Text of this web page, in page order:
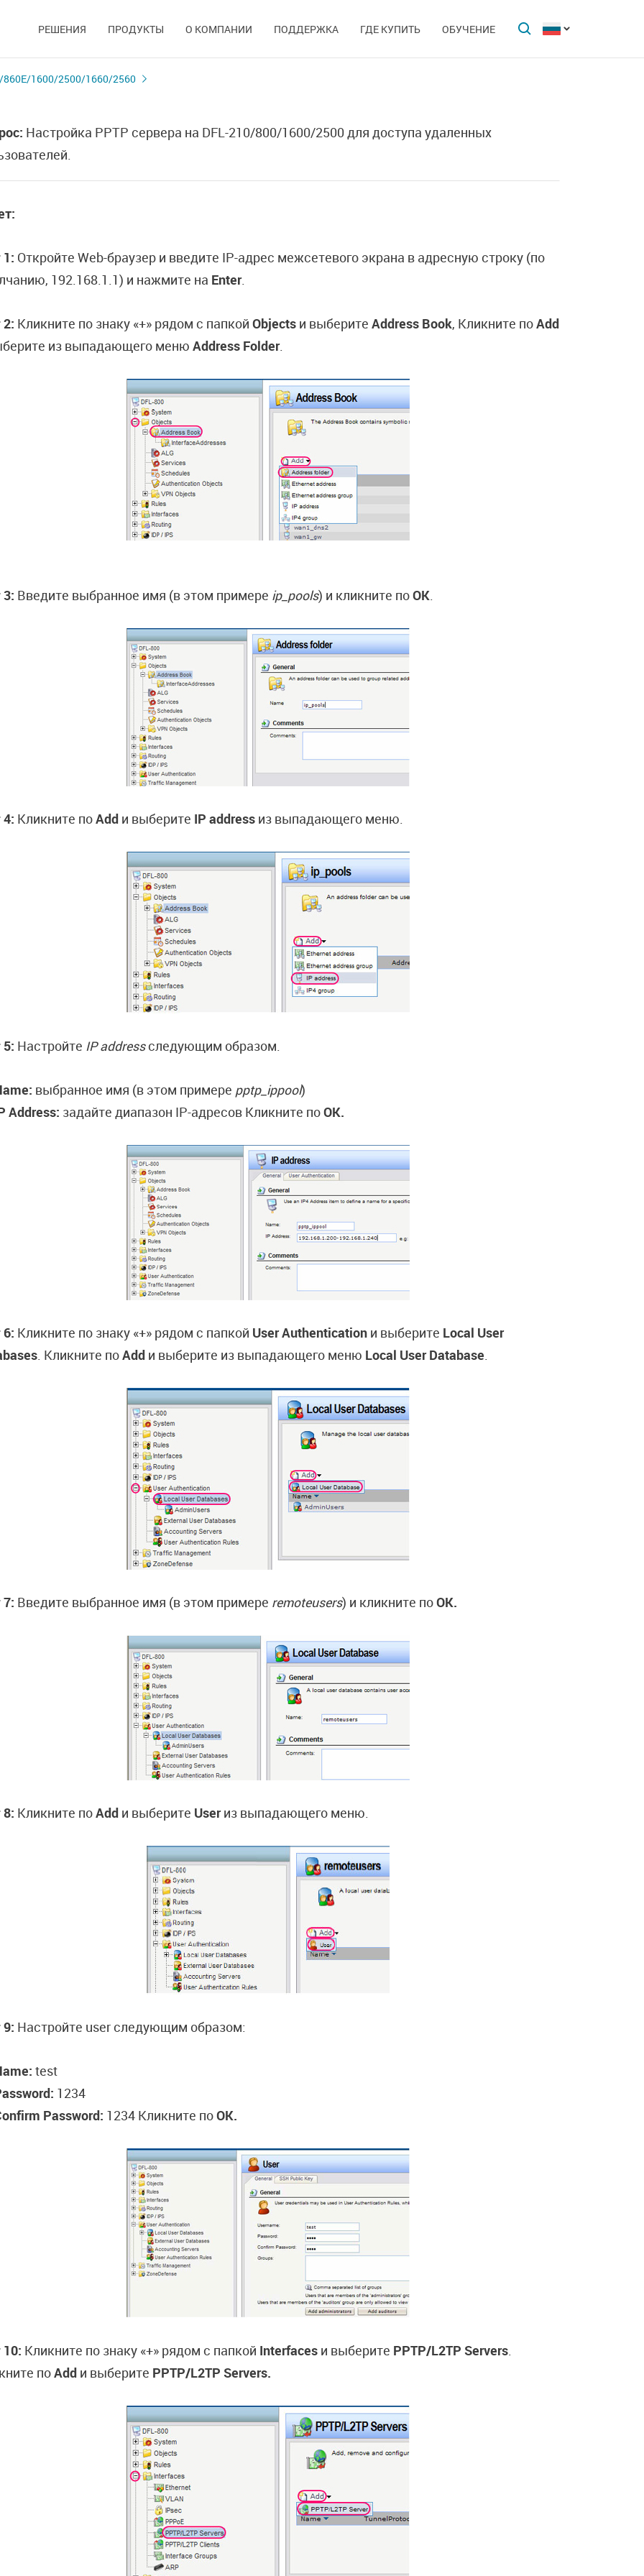
РЕШЕНИЯ ПРОДУКТЫ О КОМПАНИИ ПОДДЕРЖКА ГДЕ КУПИТЬ ОБУЧЕНИЕ
860E/1600/2500/1660/2560
Настройка PPTP сервера на DFL-210/800/1600/2500 для доступа удаленных
Откройте Web-браузер и введите IP-адрес межсетевого экрана в адресную строку (по
192.168.1.1) и нажмите на Enter.
Кликните по знаку «+» рядом с папкой Objects и выберите Address Book, Кликните поAdd
из выпадающего меню Address Folder.
Введите выбранное имя (в этом примере ip_pools) и кликните поOK.
Кликните поAdd и выберите IP address из выпадающего меню.
Настройте IP addressследующим образом.
выбранное имя (в этом примере pptp_ippool)
Address: задайте диапазон IP-адресов Кликните поOK.
Кликните по знаку «+» рядом с папкой User Authentication и выберите Local User
. Кликните поAdd и выберите из выпадающего меню Local User Database.
Введите выбранное имя (в этом примере remoteusers) и кликните поOK.
Кликните поAdd и выберите Userиз выпадающего меню.
Настройте user следующим образом:
test
1234
Password: 1234 Кликните поOK.
Кликните по знаку «+» рядом с папкой Interfaces и выберите PPTP/L2TP Servers.
поAdd и выберите PPTP/L2TP Servers.